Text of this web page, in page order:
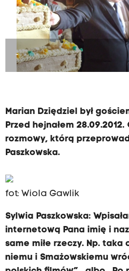
-
Marian Dziędziel był
Przed hejnałem
rozmowy, którą
Paszkowska.
fot: Wiola Gawlik
Sylwia Paszkowska:
internetową Pana imię i
same miłe rzeczy. Np. taka
niemu i Smażowskiemu